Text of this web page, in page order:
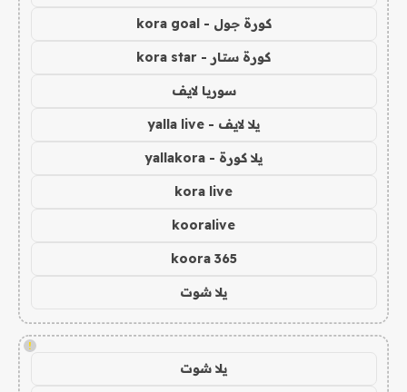
كورة جول - kora goal
كورة ستار - kora star
سوريا لايف
يلا لايف - yalla live
يلا كورة - yallakora
kora live
kooralive
koora 365
يلا شوت
!
يلا شوت